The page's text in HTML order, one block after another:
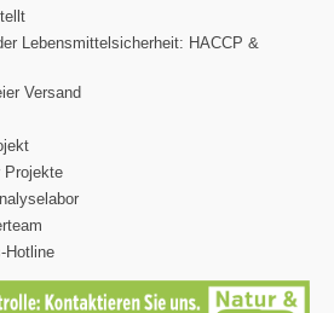
Lebensmittelsicherheit: HACCP &
Versand
Projekte
Hotline